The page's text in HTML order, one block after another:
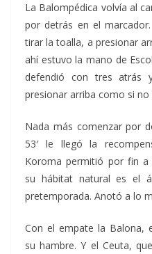
La Balompédica volvía al
por detrás en el
tirar la toalla, a presionar
ahí estuvo la mano de
defendió con tres atrás
presionar arriba como si no
Nada más comenzar por
53′ le llegó la
Koroma permitió por fin a
su hábitat natural es el
pretemporada. Anotó a lo
Con el empate la Balona,
su hambre. Y el Ceuta,